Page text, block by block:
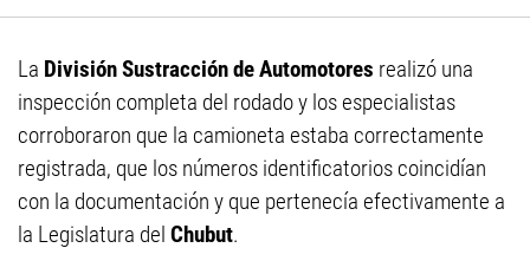
La División Sustracción de Automotores realizó una
inspección completa del rodado y los especialistas
corroboraron que la camioneta estaba correctamente
registrada, que los números identificatorios coincidían
con la documentación y que pertenecía efectivamente a
la Legislatura del Chubut.